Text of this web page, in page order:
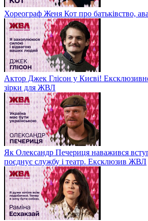
Хореограф Женя Кот про батьківство,
Актор Джек Глісон у Києві!
зірки для ЖВЛ
Як Олександр Печериця наважився
поєднує службу і театр. Ексклюзив ЖВЛ